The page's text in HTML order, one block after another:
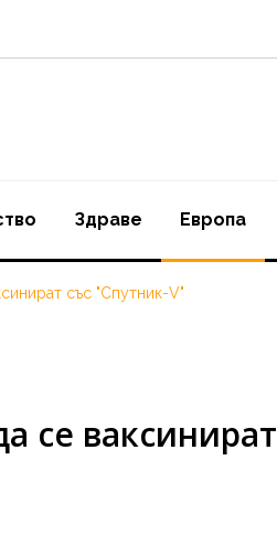
Здраве Европа
със "Спутник-V"
се ваксинират